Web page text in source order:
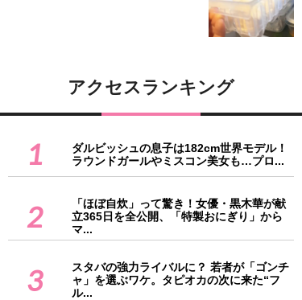
アクセスランキング
1
ダルビッシュの息子は182cm世界モデル！
ラウンドガールやミスコン美女も…プロ...
2
「ほぼ自炊」って驚き！女優・黒木華が献
立365日を全公開、「特製おにぎり」から
マ...
3
スタバの強力ライバルに？ 若者が「ゴンチ
ャ」を選ぶワケ。タピオカの次に来た“フ
ル...